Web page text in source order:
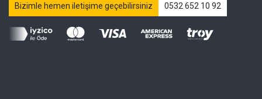
Bizimle hemen iletişime geçebilirsiniz 0532 652 10 92